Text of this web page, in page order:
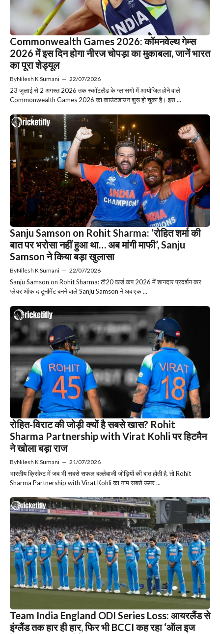
Commonwealth Games 2026: कॉमनवेल्थ गेम्स
2026 में इस दिन होगा नीरज चोपड़ा का मुकाबला, जानें भारत
का पूरा शेड्यूल
ByNilesh K Sumani — 22/07/2026
23 जुलाई से 2 अगस्त 2026 तक स्कॉटलैंड के ग्लासगो में आयोजित होने वाले
Commonwealth Games 2026 का काउंटडाउन शुरू हो चुका है। इस ...
Sanju Samson on Rohit Sharma: ‘रोहित शर्मा की
बात पर भरोसा नहीं हुआ था… अब मांगी माफी’, Sanju
Samson ने किया बड़ा खुलासा
ByNilesh K Sumani — 22/07/2026
Sanju Samson on Rohit Sharma: टी20 वर्ल्ड कप 2026 में शानदार प्रदर्शन कर
प्लेयर ऑफ द टूर्नामेंट बनने वाले Sanju Samson ने अब एक ...
रोहित-विराट की जोड़ी क्यों है सबसे खास? Rohit
Sharma Partnership with Virat Kohli पर हिटमैन
ने खोला बड़ा राज
ByNilesh K Sumani — 21/07/2026
भारतीय क्रिकेट में जब भी सबसे सफल बल्लेबाजी जोड़ियों की बात होती है, तो Rohit
Sharma Partnership with Virat Kohli का नाम सबसे ऊपर ...
Team India England ODI Series Loss: आयरलैंड से
इंग्लैंड तक हार ही हार, फिर भी BCCI कह रहा ‘ऑल इज